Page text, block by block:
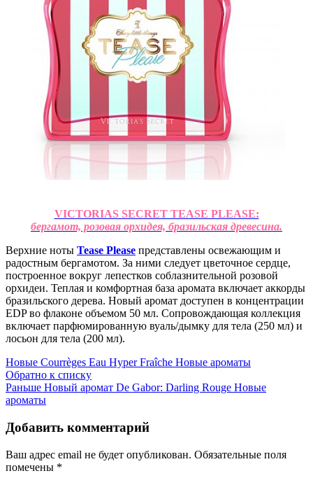
VICTORIAS SECRET TEASE PLEASE:
бергамот, розовая орхидея, бразильская древесина.
Верхние ноты Tease Please представлены освежающим и
радостным бергамотом. За ними следует цветочное сердце,
построенное вокруг лепестков соблазнительной розовой
орхидеи. Теплая и комфортная база аромата включает аккорды
бразильского дерева. Новый аромат доступен в концентрации
EDP во флаконе объемом 50 мл. Сопровождающая коллекция
включает парфюмированную вуаль/дымку для тела (250 мл) и
лосьон для тела (200 мл).
Новые Courrèges Eau Hyper Fraîche Новые ароматы
Обратно к списку
Раньше Новый аромат De Gabor: Darling Rouge Новые
ароматы
Добавить комментарий
Ваш адрес email не будет опубликован. Обязательные поля
помечены *